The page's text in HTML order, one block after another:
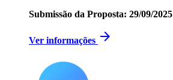
Submissão da Proposta: 29/09/2025
Ver informações arrow_forward